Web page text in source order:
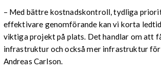
– Med bättre kostnadskontroll, tydliga
effektivare genomförande kan vi korta
viktiga projekt på plats. Det handlar om att
infrastruktur och också mer infrastruktur
Andreas Carlson.